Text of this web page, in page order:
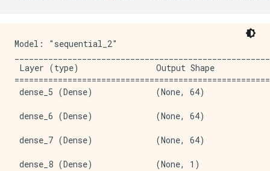
Model: "sequential_2"
Layer (type)                Output Shape
dense_5 (Dense)             (None, 64)
dense_6 (Dense)             (None, 64)
dense_7 (Dense)             (None, 64)
dense_8 (Dense)             (None, 1)